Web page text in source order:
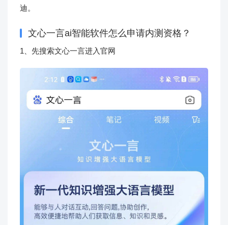
迪。
文心一言ai智能软件怎么申请内测资格？
1、先搜索文心一言进入官网